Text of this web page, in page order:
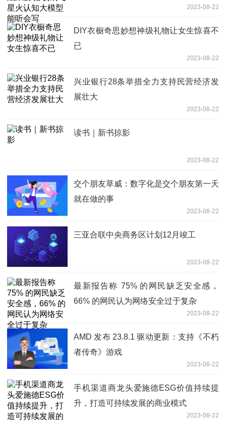
2023-08-22
DIY衣橱奇思妙想神级礼物让女生惊喜不
已
2023-08-22
兴业银行28条举措全力支持民营经济发
展壮大
2023-08-22
读书｜新书掠影
2023-08-22
交个朋友草威：数字化是交个朋友第一天
就在做的事
2023-08-22
三亚合联中央商务区计划12月竣工
2023-08-22
最新报告称 75% 的网民缺乏安全感，
66% 的网民认为网络安全过于复杂
2023-08-22
AMD 发布 23.8.1 驱动更新：支持《不朽
者传奇》游戏
2023-08-22
手机渠道商龙头爱施德ESG价值持续提
升，打造可持续发展的商业模式
2023-08-22